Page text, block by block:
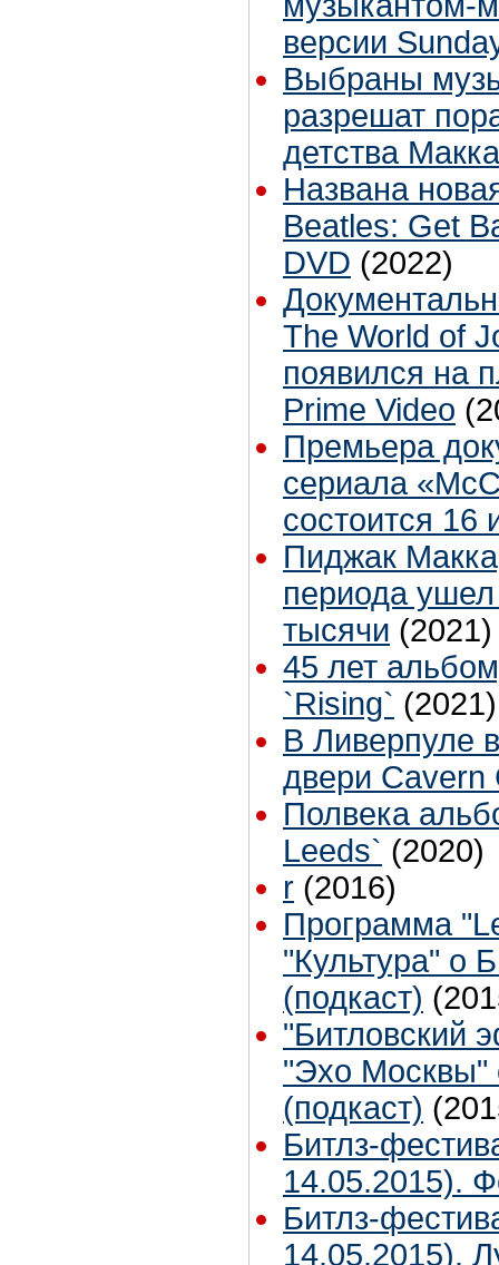
версии
Выбраны
разрешат
детства
Названа
Beatles: Get
DVD (2022)
The World of
появился на
Prime Video
Премьера
сериала
состоится 16
Пиджак
периода
тысячи (2021)
45 лет
`Rising` (2021)
В Ливерпуле
двери Cavern
Полвека
Leeds` (2020)
r (2016)
Программа
"Культура" о
(подкаст)
"Битловский
"Эхо Москвы"
(подкаст)
Битлз-
14.05.2015).
Битлз-
14.05.2015).